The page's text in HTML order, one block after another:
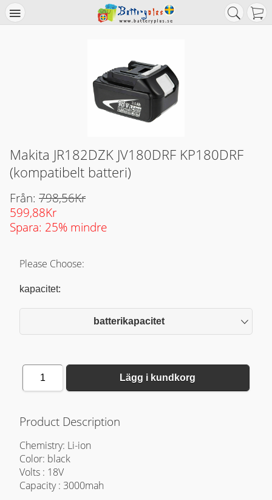
Makita JR182DZK JV180DRF KP180DRF
(kompatibelt batteri)
Från: 798,56Kr
599,88Kr
Spara: 25% mindre
Please Choose:
kapacitet:
batterikapacitet
1 Lägg i kundkorg
Product Description
Chemistry: Li-ion
Color: black
Volts : 18V
Capacity : 3000mah